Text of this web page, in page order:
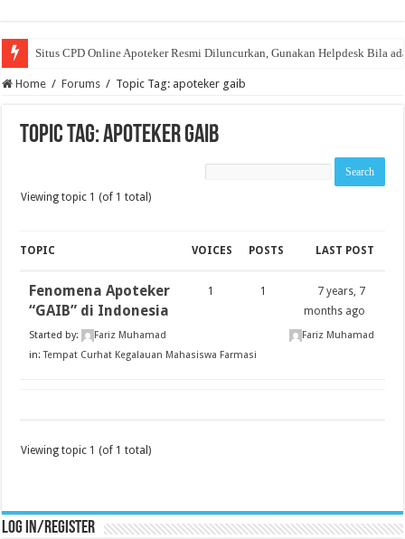
Situs CPD Online Apoteker Resmi Diluncurkan, Gunakan Helpdesk Bila
Home / Forums / Topic Tag: apoteker gaib
Topic Tag: apoteker gaib
Viewing topic 1 (of 1 total)
TOPIC VOICES POSTS LAST POST
Fenomena Apoteker
“GAIB” di Indonesia
Started by:
Fariz Muhamad
in:Tempat Curhat Kegalauan Mahasiswa Farmasi
1 1
7 years, 7
months ago
Fariz Muhamad
Viewing topic 1 (of 1 total)
Log in/register